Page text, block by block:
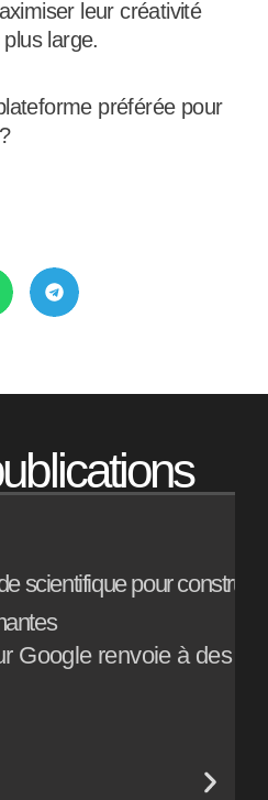
leur créativité
large.
préférée pour
scientifique pour
Google renvoie à des